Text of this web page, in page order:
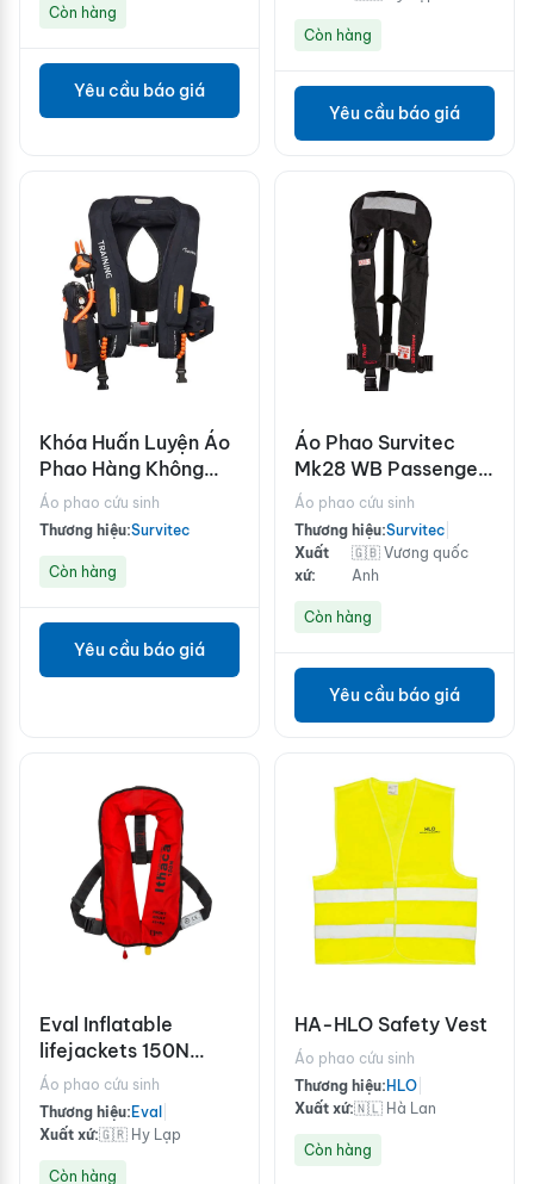
Còn hàng
Yêu cầu báo giá
Còn hàng
Yêu cầu báo giá
Khóa Huấn Luyện Áo
Phao Hàng Không
Survitec
Áo phao cứu sinh
Thương hiệu:Survitec
Còn hàng
Yêu cầu báo giá
Áo Phao Survitec
Mk28 WB Passenger
Life Preserver
Áo phao cứu sinh
Thương hiệu:Survitec
Xuất
xứ:
🇬🇧 Vương quốc
Anh
Còn hàng
Yêu cầu báo giá
Eval Inflatable
lifejackets 150N
Buckle Stainless
steel 2x33g
Áo phao cứu sinh
Thương hiệu: Eval
Xuất xứ:🇬🇷 Hy Lạp
Còn hàng
HA-HLO Safety Vest
Áo phao cứu sinh
Thương hiệu: HLO
Xuất xứ:🇳🇱 Hà Lan
Còn hàng